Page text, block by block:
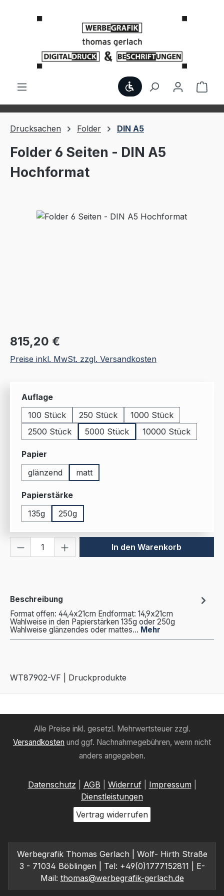
Werkzeugleiste
Drucksachen Folder DIN A5
Folder 6 Seiten - DIN A5
Hochformat
Bildergalerie überspringen
Regulärer Preis:
815,20 €
Preise inkl. MwSt. zzgl. Versandkosten
Auflageauswählen
100 Stück
250 Stück
1000 Stück
2500 Stück
5000 Stück 10000 Stück
Papier
glänzend
matt
Papierstärkeauswählen
135g
250g
Produkt Anzahl: Gib denIn den Warenkorb
Beschreibung
Format offen: 44,4x21cm Endformat: 14,9x21cm
Wahlweise in den Papierstärken 135g oder 250g
Wahlweise glänzendes oder mattes… Mehr
WT87902-VF | Druckprodukte
Alle Preise inkl. gesetzl. Mehrwertsteuer zzgl.
Versandkosten und ggf. Nachnahmegebühren, wenn nicht
anders angegeben.
Datenschutz AGB Widerruf| Impressum
Dienstleistungen
Vertrag widerrufen
Werbegrafik Thomas Gerlach | Wolf- Hirth Straße
3 - 71034 Böblingen | Tel: +49(0)1777152811 | E-
Mail: thomas@werbegrafik-gerlach.de